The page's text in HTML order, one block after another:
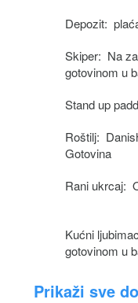
Depozit:
Skiper: Na
gotovinom u
Stand up
Roštilj:
Gotovina
Rani ukrcaj:
Kućni
gotovinom u
Prikaži sve